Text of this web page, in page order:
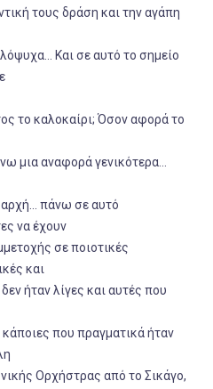
τους δράση και την αγάπη
Και σε αυτό το σημείο
το καλοκαίρι; Όσον αφορά το
μια αναφορά γενικότερα…
πάνω σε αυτό
να έχουν
σε ποιοτικές
και
ήταν λίγες και αυτές που
που πραγματικά ήταν
Ορχήστρας από το Σικάγο,